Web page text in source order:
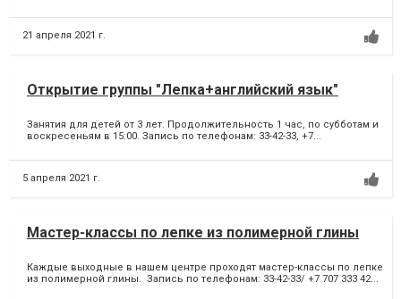
21 апреля 2021 г.
Открытие группы "Лепка+английский язык"
Занятия для детей от 3 лет. Продолжительность 1 час, по субботам и
воскресеньям в 15:00. Запись по телефонам: 33-42-33, +7...
5 апреля 2021 г.
Мастер-классы по лепке из полимерной глины
Каждые выходные в нашем центре проходят мастер-классы по лепке
из полимерной глины. Запись по телефонам: 33-42-33/ +7 707 333 42...